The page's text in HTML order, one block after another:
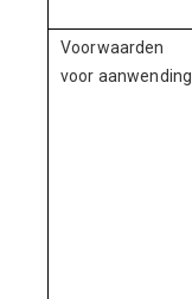
Voorwaarden
voor aanwending